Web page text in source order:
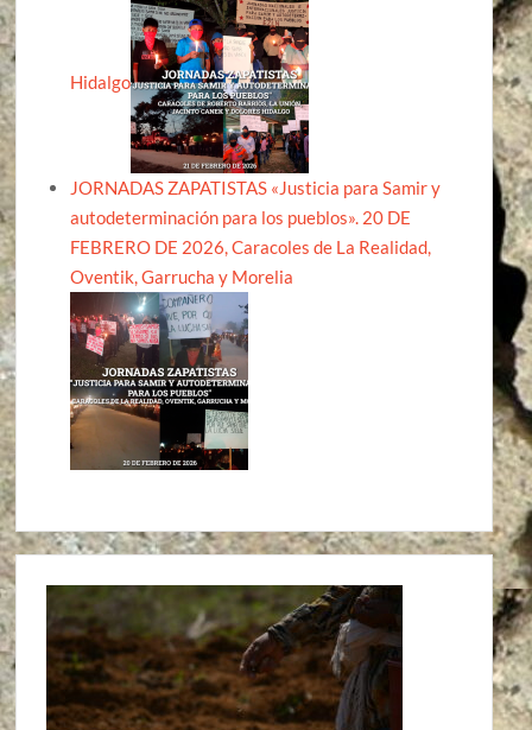
Hidalgo
JORNADAS ZAPATISTAS «Justicia para Samir y
autodeterminación para los pueblos». 20 DE
FEBRERO DE 2026, Caracoles de La Realidad,
Oventik, Garrucha y Morelia